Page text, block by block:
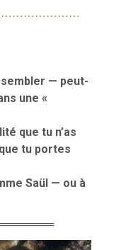
— peut-
une «
que tu n’as
tu portes
Saül — ou à